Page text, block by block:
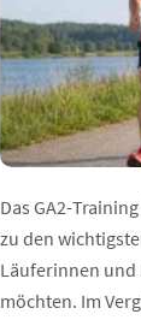
Das GA2-
zu den
Läuferinnen und
möchten. Im